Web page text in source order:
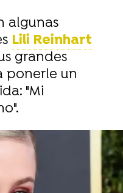
algunas
Lili Reinhart
grandes
ponerle un
"Mi